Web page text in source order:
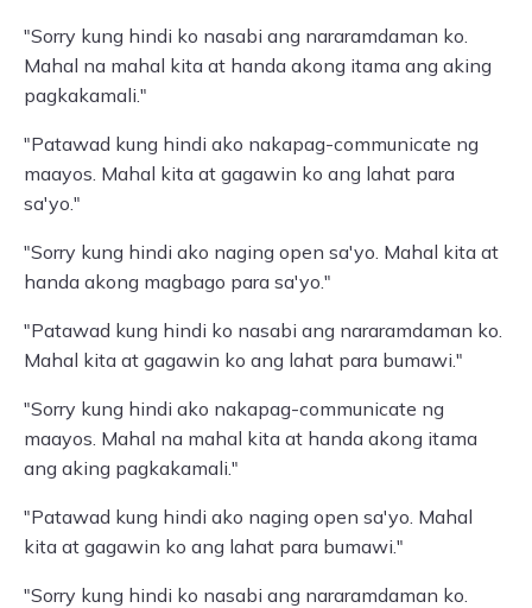
"Sorry kung hindi ko nasabi ang nararamdaman ko.
Mahal na mahal kita at handa akong itama ang aking
pagkakamali."
"Patawad kung hindi ako nakapag-communicate ng
maayos. Mahal kita at gagawin ko ang lahat para
sa'yo."
"Sorry kung hindi ako naging open sa'yo. Mahal kita at
handa akong magbago para sa'yo."
"Patawad kung hindi ko nasabi ang nararamdaman ko.
Mahal kita at gagawin ko ang lahat para bumawi."
"Sorry kung hindi ako nakapag-communicate ng
maayos. Mahal na mahal kita at handa akong itama
ang aking pagkakamali."
"Patawad kung hindi ako naging open sa'yo. Mahal
kita at gagawin ko ang lahat para bumawi."
"Sorry kung hindi ko nasabi ang nararamdaman ko.